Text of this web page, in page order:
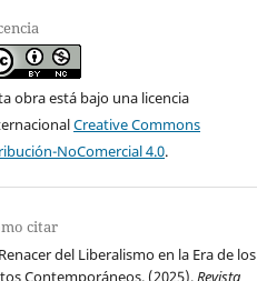
obra está bajo una licencia
Creative Commons
NoComercial 4.0.
citar
del Liberalismo en la Era de los
Contemporáneos. (2025).Revista